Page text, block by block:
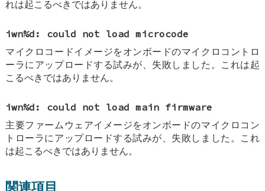
れは起こるべきではありません。
iwn%d: could not load microcode
マイクロコードイメージをオンボードのマイクロコントロ
ーラにアップロードする試みが、失敗しました。これは起
こるべきではありません。
iwn%d: could not load main firmware
主要ファームウェアイメージをオンボードのマイクロコン
トローラにアップロードする試みが、失敗しました。これ
は起こるべきではありません。
関連項目